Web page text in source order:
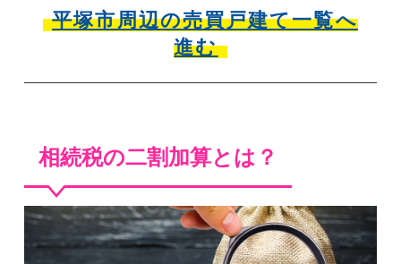
平塚市周辺の売買戸建て一覧へ
進む
相続税の二割加算とは？